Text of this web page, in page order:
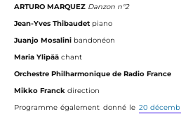
ARTURO MARQUEZ Danzon n°2
Jean-Yves Thibaudet piano
Juanjo Mosalini bandonéon
Maria Ylipää chant
Orchestre Philharmonique de Radio France
Mikko Franck direction
Programme également donné le 20